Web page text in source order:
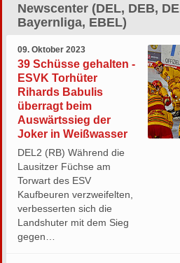
Newscenter (DEL, DEB,
Bayernliga, EBEL)
09. Oktober 2023
39 Schüsse gehalten -
ESVK Torhüter
Rihards Babulis
überragt beim
Auswärtssieg der
Joker in Weißwasser
DEL2 (RB) Während die
Lausitzer Füchse am
Torwart des ESV
Kaufbeuren verzweifelten,
verbesserten sich die
Landshuter mit dem Sieg
gegen…